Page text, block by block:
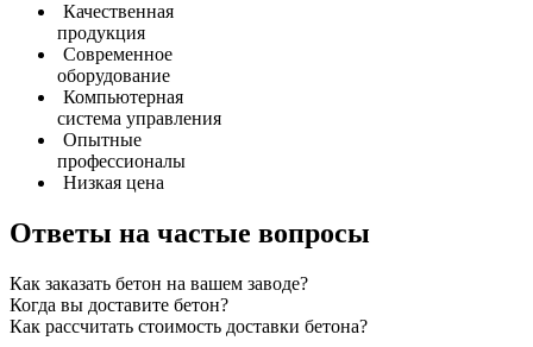
Качественная
продукция
Современное
оборудование
Компьютерная
система управления
Опытные
профессионалы
Низкая цена
Ответы на частые вопросы
Как заказать бетон на вашем заводе?
Когда вы доставите бетон?
Как рассчитать стоимость доставки бетона?